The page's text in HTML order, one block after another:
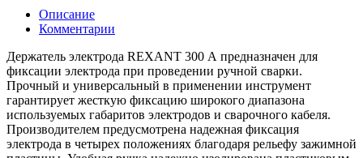
Описание
Комментарии
Держатель электрода REXANT 300 А предназначен для
фиксации электрода при проведении ручной сварки.
Прочный и универсальный в применении инструмент
гарантирует жесткую фиксацию широкого диапазона
используемых габаритов электродов и сварочного кабеля.
Производителем предусмотрена надежная фиксация
электрода в четырех положениях благодаря рельефу зажимной